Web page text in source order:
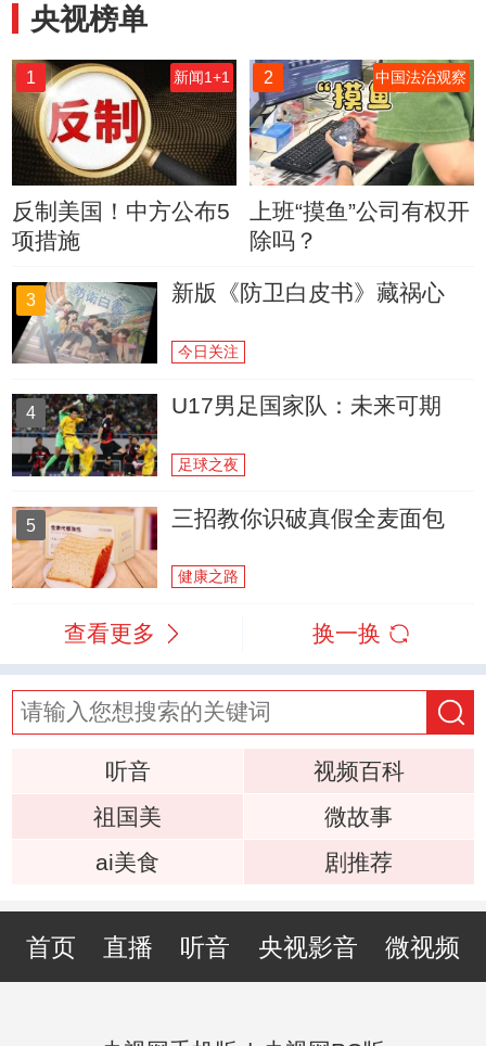
央视榜单
1 新闻1+1
反制美国！中方公布5
项措施
2 中国法治观察
上班“摸鱼”公司有权开
除吗？
3 新版《防卫白皮书》藏祸心
今日关注
4 U17男足国家队：未来可期
足球之夜
5 三招教你识破真假全麦面包
健康之路
查看更多 换一换
听音
视频百科
祖国美
微故事
ai美食
剧推荐
首页 直播 听音 央视影音 微视频